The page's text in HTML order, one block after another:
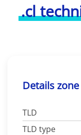
.cl
Details zone
TLD
TLD type